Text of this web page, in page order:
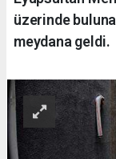
üzerinde
meydana geldi.